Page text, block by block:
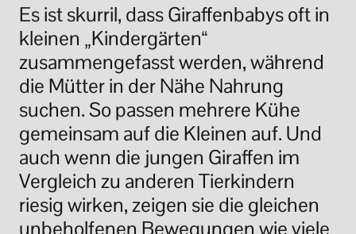
Es ist skurril, dass Giraffenbabys oft in
kleinen „Kindergärten“
zusammengefasst werden, während
die Mütter in der Nähe Nahrung
suchen. So passen mehrere Kühe
gemeinsam auf die Kleinen auf. Und
auch wenn die jungen Giraffen im
Vergleich zu anderen Tierkindern
riesig wirken, zeigen sie die gleichen
unbeholfenen Bewegungen wie viele